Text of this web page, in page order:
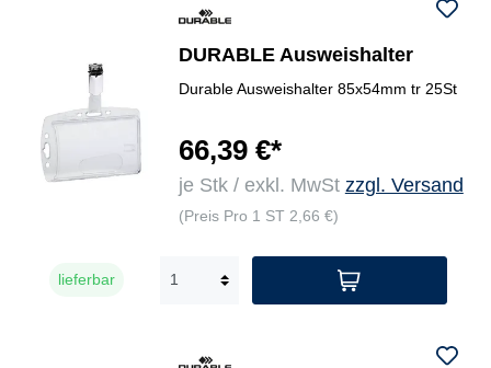
DURABLE Ausweishalter
Durable Ausweishalter 85x54mm tr 25St
66,39 €*
je Stk / exkl. MwSt zzgl. Versand
(Preis Pro 1 ST 2,66 €)
lieferbar